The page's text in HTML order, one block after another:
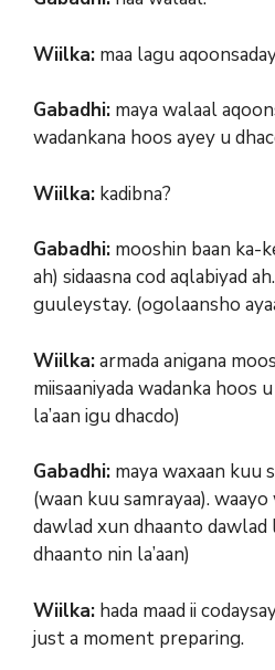
Wiilka: maa lagu
Gabadhi: maya walaal
wadankana hoos ayey u
Wiilka: kadibna?
Gabadhi: mooshin baan ka-
ah) sidaasna cod aqlabiyad
guuleystay. (ogolaansho
Wiilka:armada anigana
miisaaniyada wadanka hoos
la’aan igu dhacdo)
Gabadhi: maya waxaan kuu
(waan kuu samrayaa).
dawlad xun dhaanto dawlad
dhaanto nin la’aan)
Wiilka: hada maad ii
just a moment preparing.